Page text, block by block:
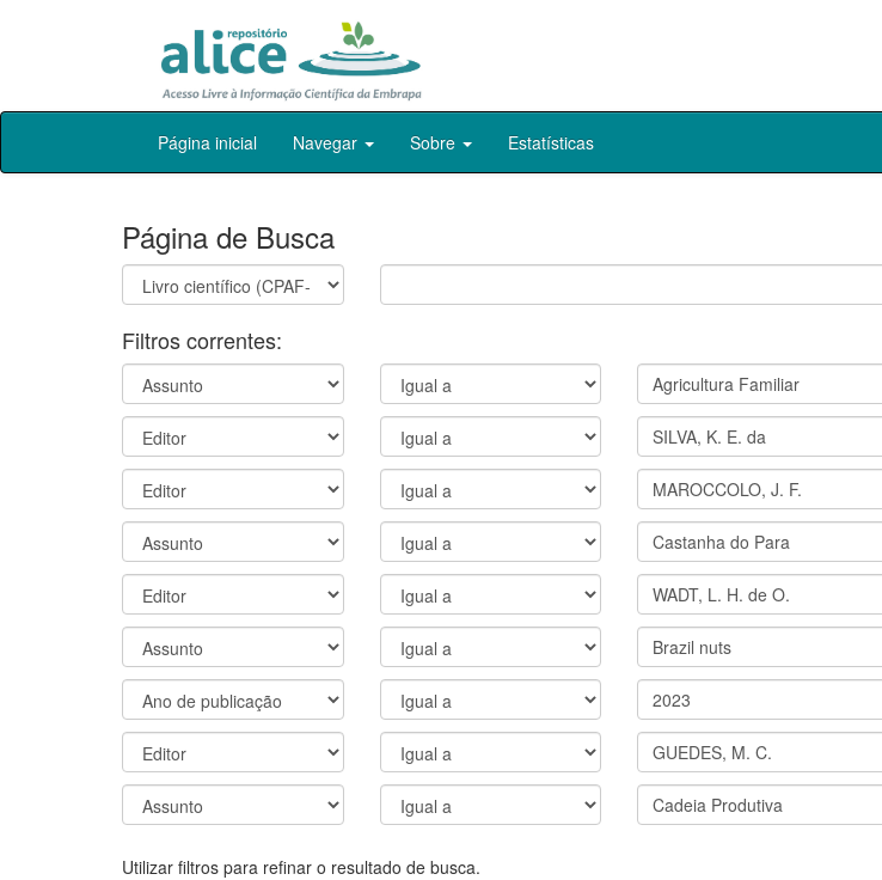
Skip
Página inicial Navegar Sobre Estatísticas
Página de Busca
Filtros correntes:
Utilizar filtros para refinar o resultado de busca.